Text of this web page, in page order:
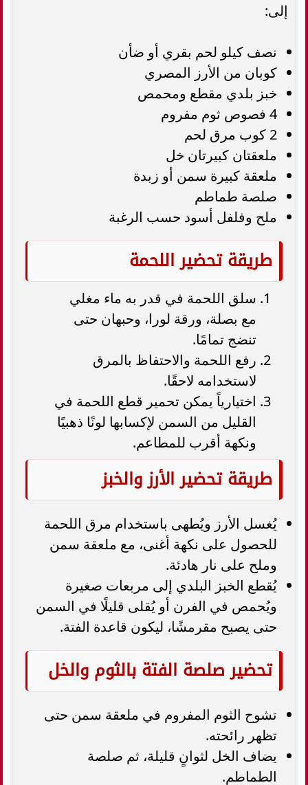
إلى:
نصف كيلو لحم بقري أو ضأن
كوبان من الأرز المصري
خبز بلدي مقطع ومحمص
4 فصوص ثوم مفروم
2 كوب مرق لحم
ملعقتان كبيرتان خل
ملعقة كبيرة سمن أو زبدة
صلصة طماطم
ملح وفلفل أسود حسب الرغبة
طريقة تحضير اللحمة
سلق اللحمة في قدر به ماء مغلي
مع بصلة، ورقة لورا، وحبهان حتى
تنضج تمامًا.
رفع اللحمة والاحتفاظ بالمرق
لاستخدامه لاحقًا.
اختيارياً يمكن تحمير قطع اللحمة في
القليل من السمن لإكسابها لونًا ذهبيًا
ونكهة أقرب للمطاعم.
طريقة تحضير الأرز والخبز
يُغسل الأرز ويُطهى باستخدام مرق اللحمة
للحصول على نكهة أغنى، مع ملعقة سمن
وملح على نار هادئة.
يُقطع الخبز البلدي إلى مربعات صغيرة
ويُحمص في الفرن أو يُقلى قليلًا في السمن
حتى يصبح مقرمشًا، ليكون قاعدة الفتة.
تحضير صلصة الفتة بالثوم والخل
تشوح الثوم المفروم في ملعقة سمن حتى
تظهر رائحته.
يضاف الخل لثوانٍ قليلة، ثم صلصة
الطماطم.